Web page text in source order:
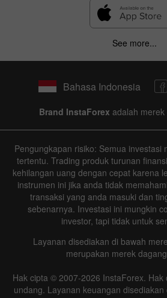
9 August 2025 - 9 August 2026
|
Details about the event
Date Actual
See more...
Bahasa Indonesia
Brand InstaForex adalah
Pengungkapan risiko: Semua investasi
tertentu. Trading produk turunan
kehilangan uang dengan cepat karena
instrumen ini jika anda tidak
transaksi yang anda masuki dan
sebenarnya. Investasi ini mungkin
investor, tapi tidak untuk
Layanan disediakan di bawah
merupakan merek
Hak cipta © 2007-2026 InstaForex. Hak
undang. Layanan keuangan